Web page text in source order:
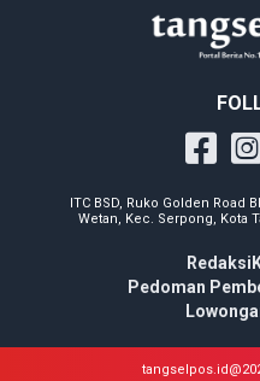
ITC BSD, Ruko Golden Road
Wetan, Kec. Serpong, Kota
Redaksi
Pedoman